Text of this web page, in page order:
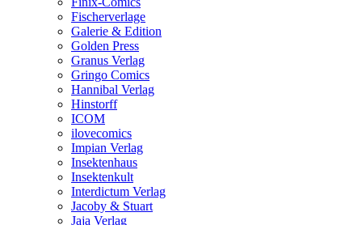
Fischerverlage
Galerie & Edition
Golden Press
Granus Verlag
Gringo Comics
Hannibal Verlag
Hinstorff
ICOM
ilovecomics
Impian Verlag
Insektenhaus
Insektenkult
Interdictum Verlag
Jacoby & Stuart
Jaja Verlag